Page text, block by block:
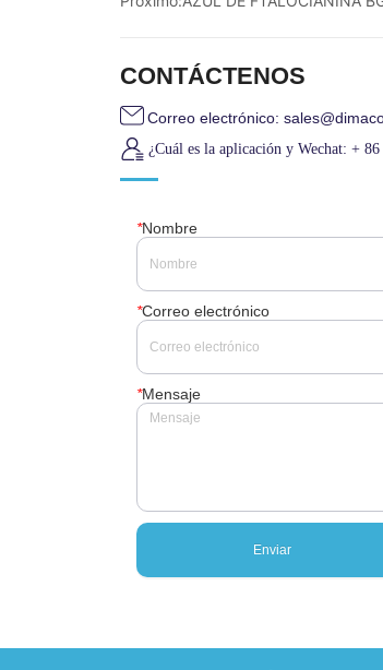
CONTÁCTENOS
Correo electrónico:
¿Cuál es la aplicación y Wechat: +
*Nombre
*Correo electrónico
*Mensaje
Enviar